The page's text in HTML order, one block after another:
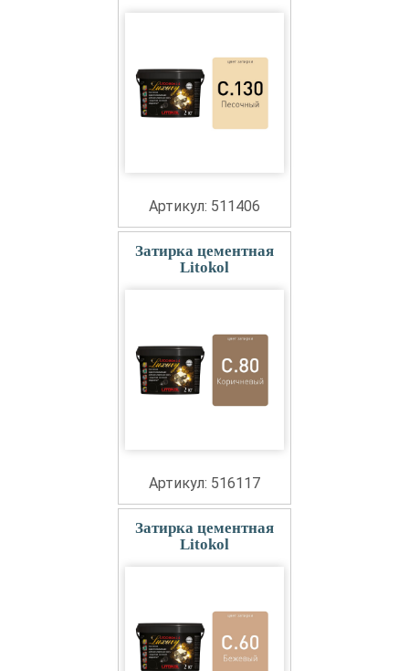
Артикул: 511406
Затирка цементная
Litokol
Артикул: 516117
Затирка цементная
Litokol